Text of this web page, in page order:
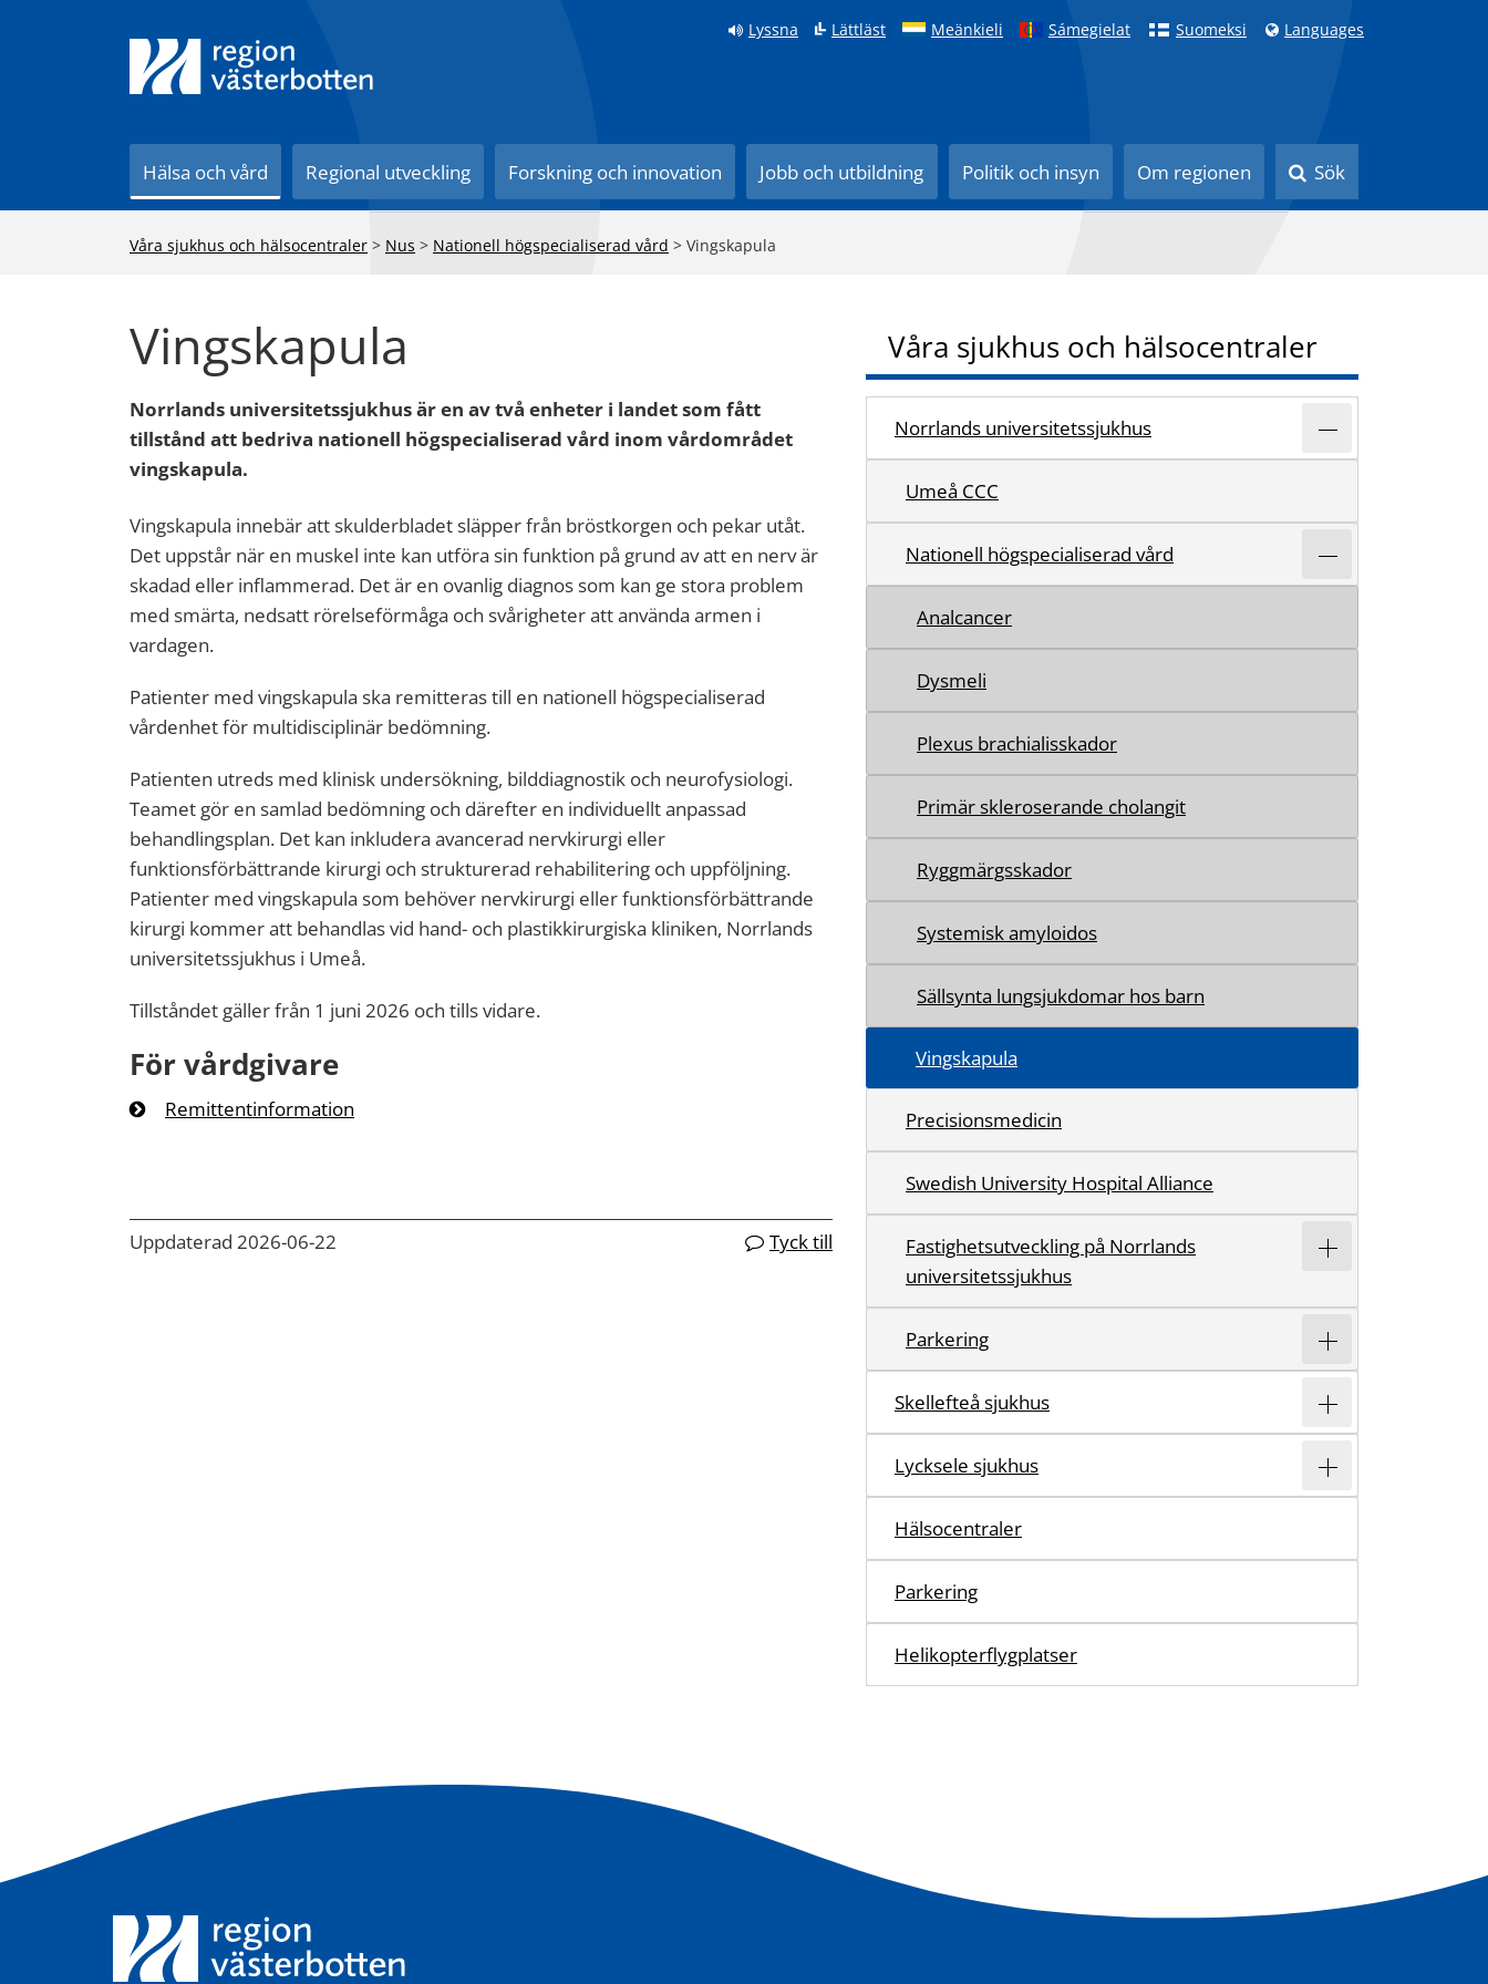
Lyssna Lättläst Meänkieli Sámegielat Suomeksi Languages
Hälsa och vård Regional utveckling Forskning och innovation Jobb och utbildning Politik och insyn Om regionen Sök
Våra sjukhus och hälsocentraler > Nus > Nationell högspecialiserad vård > Vingskapula
Vingskapula
Norrlands universitetssjukhus är en av två enheter i landet som fått
tillstånd att bedriva nationell högspecialiserad vård inom vårdområdet
vingskapula.
Vingskapula innebär att skulderbladet släpper från bröstkorgen och pekar utåt.
Det uppstår när en muskel inte kan utföra sin funktion på grund av att en nerv är
skadad eller inflammerad. Det är en ovanlig diagnos som kan ge stora problem
med smärta, nedsatt rörelseförmåga och svårigheter att använda armen i
vardagen.
Patienter med vingskapula ska remitteras till en nationell högspecialiserad
vårdenhet för multidisciplinär bedömning.
Patienten utreds med klinisk undersökning, bilddiagnostik och neurofysiologi.
Teamet gör en samlad bedömning och därefter en individuellt anpassad
behandlingsplan. Det kan inkludera avancerad nervkirurgi eller
funktionsförbättrande kirurgi och strukturerad rehabilitering och uppföljning.
Patienter med vingskapula som behöver nervkirurgi eller funktionsförbättrande
kirurgi kommer att behandlas vid hand- och plastikkirurgiska kliniken, Norrlands
universitetssjukhus i Umeå.
Tillståndet gäller från 1 juni 2026 och tills vidare.
För vårdgivare
Remittentinformation
Uppdaterad 2026-06-22 Tyck till
Våra sjukhus och hälsocentraler
Norrlands universitetssjukhus
Umeå CCC
Nationell högspecialiserad vård
Analcancer
Dysmeli
Plexus brachialisskador
Primär skleroserande cholangit
Ryggmärgsskador
Systemisk amyloidos
Sällsynta lungsjukdomar hos barn
Vingskapula
Precisionsmedicin
Swedish University Hospital Alliance
Fastighetsutveckling på Norrlands
universitetssjukhus
Parkering
Skellefteå sjukhus
Lycksele sjukhus
Hälsocentraler
Parkering
Helikopterflygplatser